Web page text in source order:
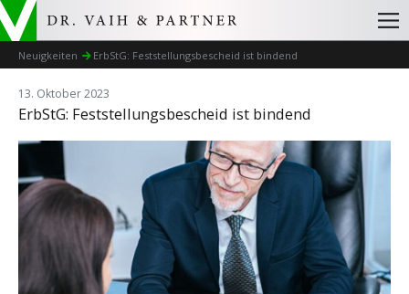
Neuigkeiten ErbStG: Feststellungsbescheid ist bindend
13. Oktober 2023
ErbStG: Feststellungsbescheid ist bindend